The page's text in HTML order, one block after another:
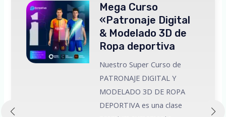
Mega Curso
«Patronaje Digital
& Modelado 3D de
Ropa deportiva
Nuestro Super Curso de
PATRONAJE DIGITAL Y
MODELADO 3D DE ROPA
DEPORTIVA es una clase